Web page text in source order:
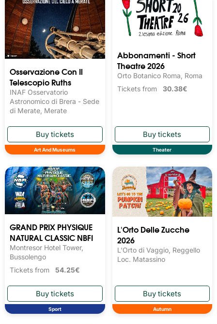
Osservazione Con Il
Telescopio Ruths
INAF Osservatorio
Astronomico di Brera - Sede
di Merate, Merate
Art And Museums
Abbonamenti - Short
Theatre 2026
Orto Botanico Roma, Roma
Tickets from 30.38€
Theater
GRAND PRIX PHYSIQUE
NATURAL CLASSIC NBFI
Montresor Hotel Tower,
Bussolengo
Tickets from 54.25€
Sport
L'Orto Delle Zucche
2026
L'Orto di Vaggio, Reggello
Loc. Matassino
Autumn